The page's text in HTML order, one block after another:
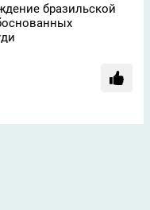
бразильской